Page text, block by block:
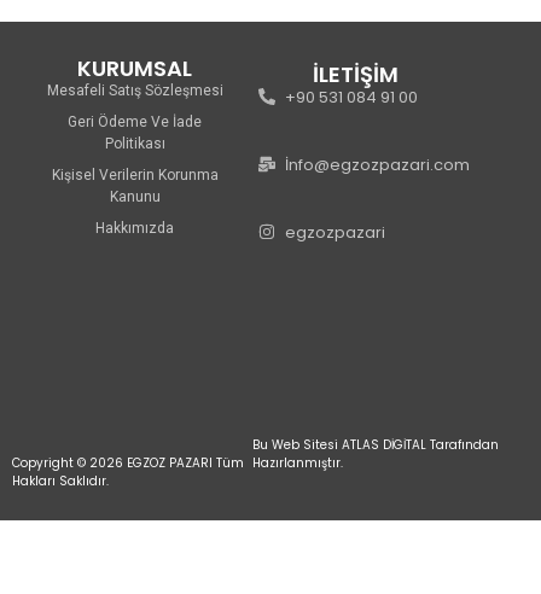
KURUMSAL
Mesafeli Satış Sözleşmesi
Geri Ödeme Ve İade
Politikası
Kişisel Verilerin Korunma
Kanunu
Hakkımızda
İLETİŞİM
+90 531 084 91 00
İnfo@egzozpazari.com
egzozpazari
Copyright © 2026 EGZOZ PAZARI Tüm
Hakları Saklıdır.
Bu Web Sitesi ATLAS DİGİTAL Tarafından
Hazırlanmıştır.